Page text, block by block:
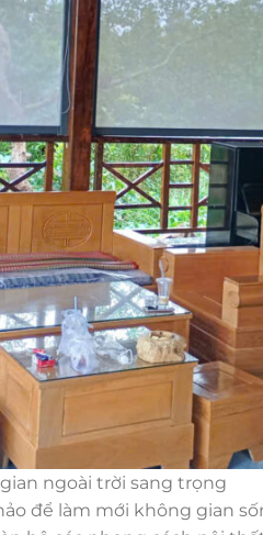
ngoài trời sang trọng
để làm mới không gian